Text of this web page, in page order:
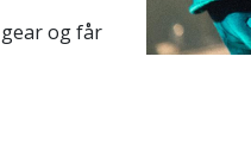
og får